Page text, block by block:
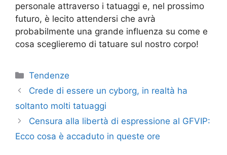
personale attraverso i tatuaggi e, nel prossimo
futuro, è lecito attendersi che avrà
probabilmente una grande influenza su come e
cosa sceglieremo di tatuare sul nostro corpo!
Categorie
Tendenze
Crede di essere un cyborg, in realtà ha
soltanto molti tatuaggi
Censura alla libertà di espressione al GFVIP:
Ecco cosa è accaduto in queste ore